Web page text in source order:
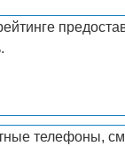
телефоны,